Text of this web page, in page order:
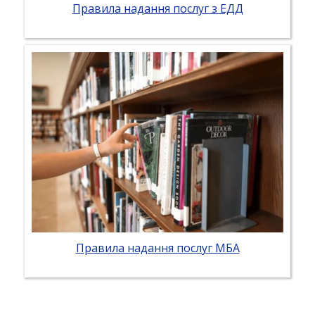
Правила надання послуг з ЕДД
Правила надання послуг МБА